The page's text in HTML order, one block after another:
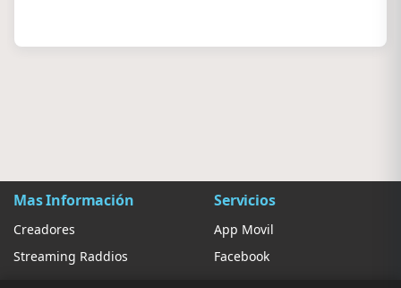
Mas Información
Creadores
Streaming Raddios
Servicios
App Movil
Facebook